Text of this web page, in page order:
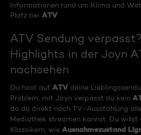
Informationen rund um Klima und
Platz bei ATV
ATV Sendung
Highlights in der Joyn
nachsehen
Du hast auf ATV deine
Problem, mit Joyn verpasst du kein
da du direkt nach TV-Ausstahlung
Mediathek streamen kannst. Du
Klassikern, wie Ausnahmezustand